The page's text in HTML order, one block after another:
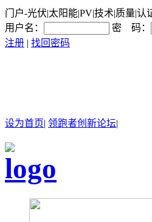
门户-光伏|太阳能|PV|技术|质量|认
用户名：
密 码：
注册 | 找回密码
设为首页| 领跑者创新论坛|